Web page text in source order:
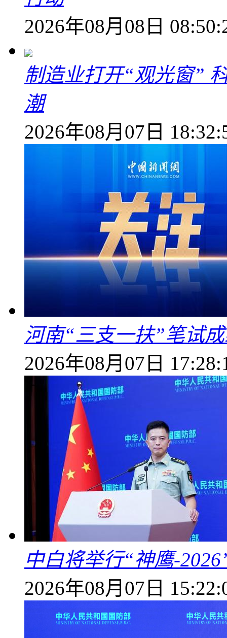
2026年08月08日
制造业打开“观光窗”
潮
2026年08月07日
河南“三支一扶”笔试
2026年08月07日
中白将举行“神鹰-
2026年08月07日